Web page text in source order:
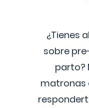
¿Tienes
sobre
parto?
matronas